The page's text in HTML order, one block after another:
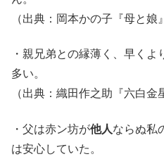
（出典：岡本かの子『母と娘
・親兄弟との縁薄く、早くよ
多い。
（出典：織田作之助『六白金
・父は赤ン坊が他人ならぬ私
は安心していた。